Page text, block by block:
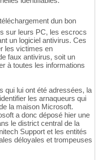
dun bon
sur leurs PC, les escrocs
un logiciel antivirus. Ces
les victimes en
faux antivirus, soit un
à toutes les informations
qui lui ont été adressées, la
les arnaqueurs qui
la maison Microsoft.
a donc déposé hier une
le district central de la
Support et les entités
déloyales et trompeuses